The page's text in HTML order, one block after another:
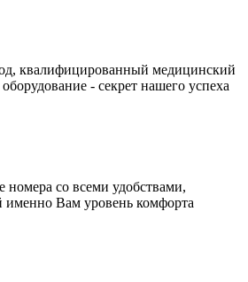
квалифицированный медицинский
- секрет нашего успеха
со всеми удобствами,
именно Вам уровень комфорта